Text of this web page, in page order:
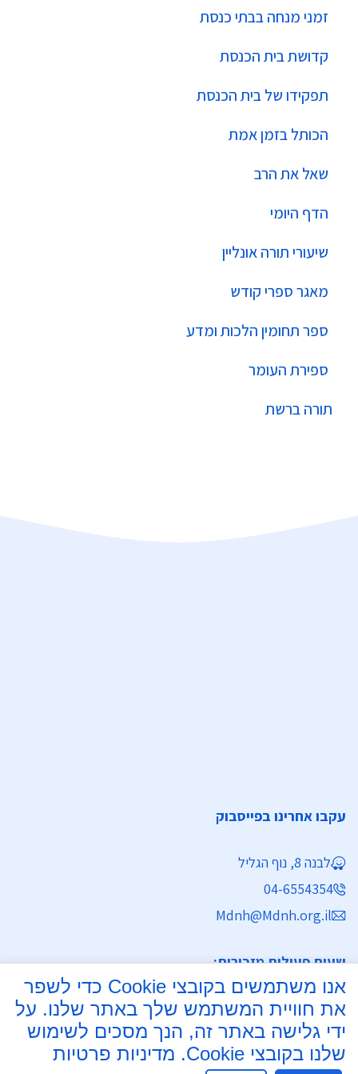
זמני מנחה בבתי כנסת
קדושת בית הכנסת
תפקידו של בית הכנסת
הכותל בזמן אמת
שאל את הרב
הדף היומי
שיעורי תורה אונליין
מאגר ספרי קודש
ספר תחומין הלכות ומדע
ספירת העומר
תורה ברשת
עקבו אחרינו בפייסבוק
לבנה 8, נוף הגליל
04-6554354
Mdnh@Mdnh.org.il
שעות פעילות מזכירות:
ימים א' - ה' 8:30 - 16:30
מחלקת נישואין
ימים א', ב', ד', ה' 8:00 - 15:30
אנו משתמשים בקובצי Cookie כדי לשפר
את חוויית המשתמש שלך באתר שלנו. על
ידי גלישה באתר זה, הנך מסכים לשימוש
שלנו בקובצי Cookie.
מדיניות פרטיות